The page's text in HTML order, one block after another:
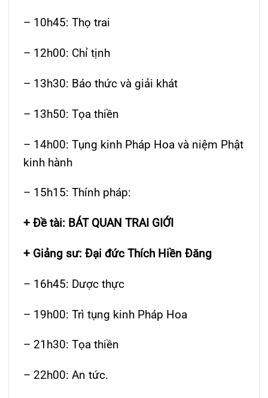
– 10h45: Thọ trai
– 12h00: Chỉ tịnh
– 13h30: Báo thức và giải khát
– 13h50: Tọa thiền
– 14h00: Tụng kinh Pháp Hoa và niệm Phật
kinh hành
– 15h15: Thính pháp:
+ Đề tài: BÁT QUAN TRAI GIỚI
+ Giảng sư: Đại đức Thích Hiền Đăng
– 16h45: Dược thực
– 19h00: Trì tụng kinh Pháp Hoa
– 21h30: Tọa thiền
– 22h00: An tức.